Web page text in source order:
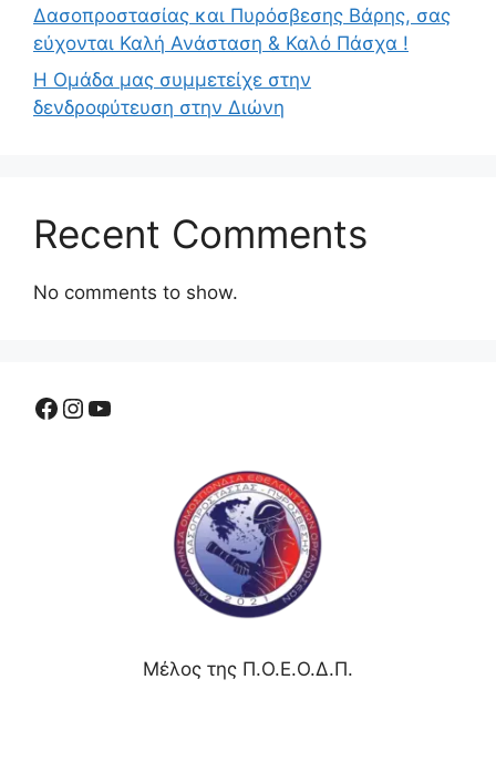
Δασοπροστασίας και Πυρόσβεσης Βάρης, σας
εύχονται Καλή Ανάσταση & Καλό Πάσχα !
Η Ομάδα μας συμμετείχε στην
δενδροφύτευση στην Διώνη
Recent Comments
No comments to show.
Μέλος της Π.Ο.Ε.Ο.Δ.Π.